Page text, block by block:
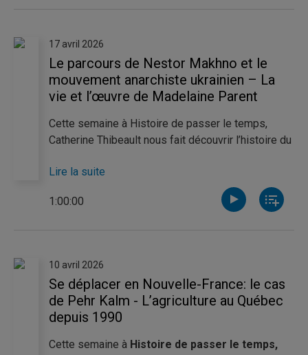
des travailleuses et des travailleurs, célébrée le
1er mai et marquée par d’importantes luttes
ouvrières.
17 avril 2026
Le parcours de Nestor Makhno et le
mouvement anarchiste ukrainien – La
vie et l’œuvre de Madelaine Parent
Cette semaine à Histoire de passer le temps,
Catherine Thibeault nous fait découvrir l’histoire du
indépendance de l’Ukraine au début du XXe siècle.
Elle nous dévoile les détails fascinants sur le
parcours de son leader, Nestor Makhno. De son
défenseure des droits des travailleurs. Féministe,
elle s’est battue corps et âme pour l’amélioration
de la condition féminine au Canada.
Lire la suite
1:00:00
10 avril 2026
Se déplacer en Nouvelle-France: le cas
de Pehr Kalm - L’agriculture au Québec
depuis 1990
Cette semaine à Histoire de passer le temps,